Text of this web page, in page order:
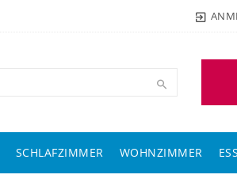
SCHLAFZIMMER WOHNZIMMER